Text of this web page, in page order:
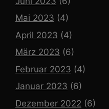
Mai 2023 (4)
April 2023 (4)
März 2023 (6)
Februar 2023 (4)
Januar 2023 (6)
Dezember 2022 (6)